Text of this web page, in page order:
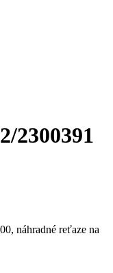
2300391
náhradné reťaze na